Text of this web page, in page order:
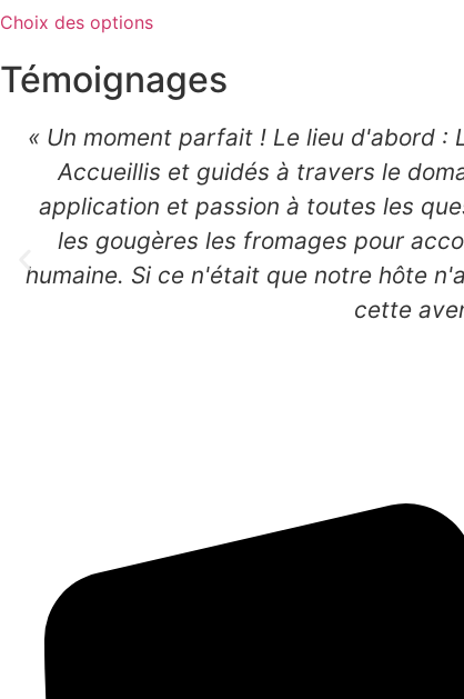
Choix des options
Témoignages
« Un moment parfait ! Le lieu d'abord :
Accueillis et guidés à travers le
application et passion à toutes les
les gougères les fromages pour
humaine. Si ce n'était que notre hôte
cette